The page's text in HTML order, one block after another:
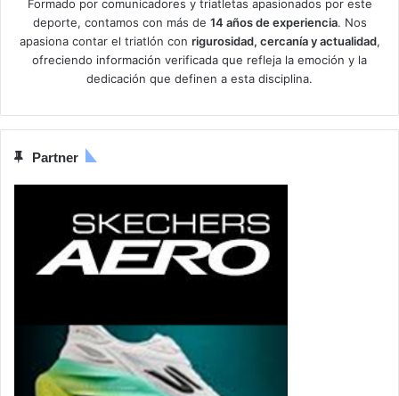
Formado por comunicadores y triatletas apasionados por este
deporte, contamos con más de 14 años de experiencia. Nos
apasiona contar el triatlón con rigurosidad, cercanía y actualidad,
ofreciendo información verificada que refleja la emoción y la
dedicación que definen a esta disciplina.
Partner